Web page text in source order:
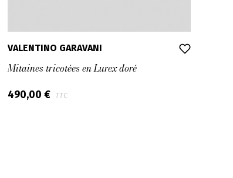
VALENTINO GARAVANI
Mitaines tricotées en Lurex doré
490,00 € TTC